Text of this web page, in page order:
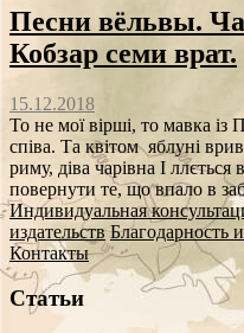
Песни вёльвы.
Кобзар семи врат.
15.12.2018
То не мої вірші, то мавка із
співа. Та квітом яблуні
риму, діва чарівна І
повернути те, що впало в
Индивидуальная
издательств Благодарность
Контакты
Статьи